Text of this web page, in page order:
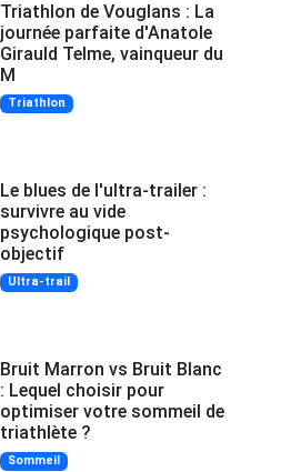
Triathlon de Vouglans : La
journée parfaite d'Anatole
Girauld Telme, vainqueur du
M
Triathlon
Le blues de l'ultra-trailer :
survivre au vide
psychologique post-
objectif
Ultra-trail
Bruit Marron vs Bruit Blanc
: Lequel choisir pour
optimiser votre sommeil de
triathlète ?
Sommeil